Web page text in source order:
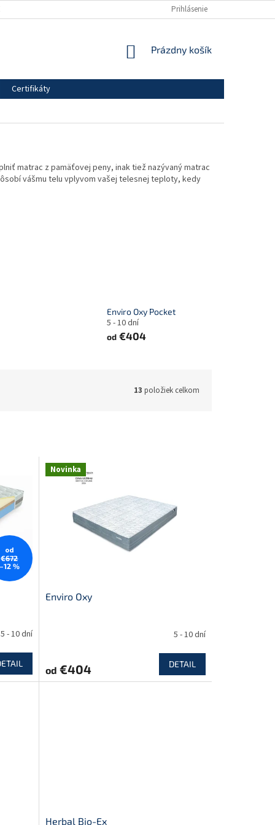
PODMIENKY OCHRANY OSOBNÝCH ÚDAJOV
Prihlásenie
NÁKUPNÝ
Prázdny košík
Certifikáty
matrac z pamäťovej peny, inak tiež nazývaný matrac
vášmu telu vplyvom vašej telesnej teploty, kedy
Enviro Oxy Pocket
5 - 10 dní
od€404
13 položiek celkom
od
€672
–12 %
5 - 10 dní
Novinka
Enviro Oxy
5 - 10 dní
od €404 DETAIL
Herbal Bio-Ex